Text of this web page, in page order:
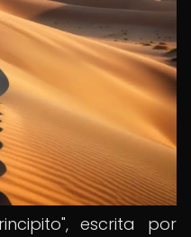
escrita por